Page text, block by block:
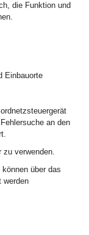
die Funktion und
Einbauorte
an den
verwenden.
über das
werden